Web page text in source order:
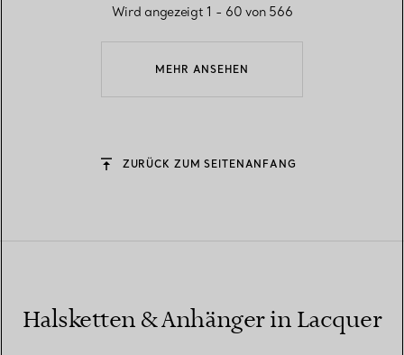
MEHR ANSEHEN
Wird angezeigt 1 - 60 von 566
ZURÜCK ZUM SEITENANFANG
Halsketten & Anhänger in Lacquer